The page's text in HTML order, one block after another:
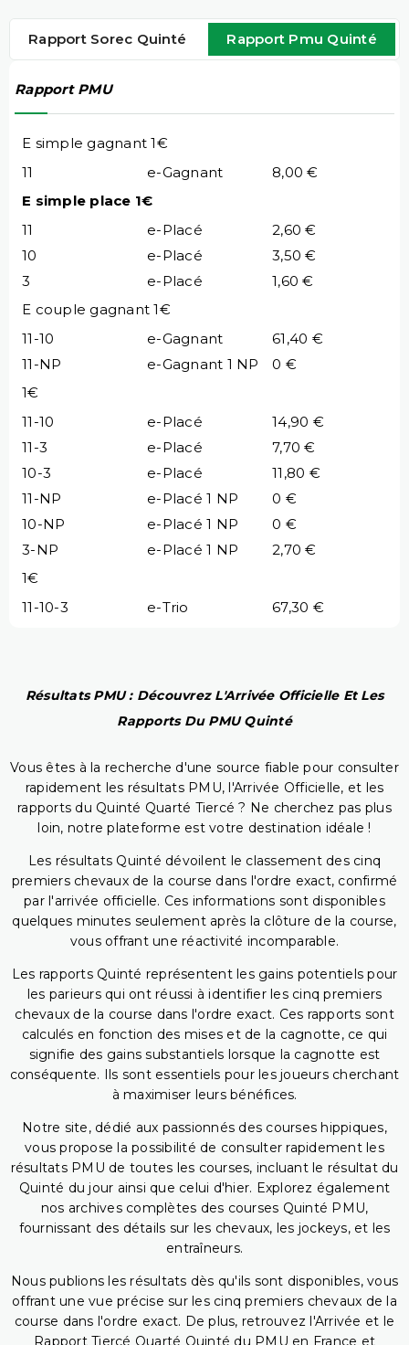
Rapport Sorec Quinté Rapport Pmu Quinté
Rapport PMU
E simple gagnant 1€
11
e-Gagnant
8,00 €
E simple place 1€
11
e-Placé
2,60 €
10
e-Placé
3,50 €
3
e-Placé
1,60 €
E couple gagnant 1€
11-10
e-Gagnant
61,40 €
11-NP
e-Gagnant 1 NP
0 €
1€
11-10
e-Placé
14,90 €
11-3
e-Placé
7,70 €
10-3
e-Placé
11,80 €
11-NP
e-Placé 1 NP
0 €
10-NP
e-Placé 1 NP
0 €
3-NP
e-Placé 1 NP
2,70 €
1€
11-10-3
e-Trio 67,30 €
Résultats PMU : Découvrez L'Arrivée Officielle Et Les
Rapports Du PMU Quinté
Vous êtes à la recherche d'une source fiable pour consulter
rapidement les résultats PMU, l'Arrivée Officielle, et les
rapports du Quinté Quarté Tiercé ? Ne cherchez pas plus
loin, notre plateforme est votre destination idéale !
Les résultats Quinté dévoilent le classement des cinq
premiers chevaux de la course dans l'ordre exact, confirmé
par l'arrivée officielle. Ces informations sont disponibles
quelques minutes seulement après la clôture de la course,
vous offrant une réactivité incomparable.
Les rapports Quinté représentent les gains potentiels pour
les parieurs qui ont réussi à identifier les cinq premiers
chevaux de la course dans l'ordre exact. Ces rapports sont
calculés en fonction des mises et de la cagnotte, ce qui
signifie des gains substantiels lorsque la cagnotte est
conséquente. Ils sont essentiels pour les joueurs cherchant
à maximiser leurs bénéfices.
Notre site, dédié aux passionnés des courses hippiques,
vous propose la possibilité de consulter rapidement les
résultats PMU de toutes les courses, incluant le résultat du
Quinté du jour ainsi que celui d'hier. Explorez également
nos archives complètes des courses Quinté PMU,
fournissant des détails sur les chevaux, les jockeys, et les
entraîneurs.
Nous publions les résultats dès qu'ils sont disponibles, vous
offrant une vue précise sur les cinq premiers chevaux de la
course dans l'ordre exact. De plus, retrouvez l'Arrivée et le